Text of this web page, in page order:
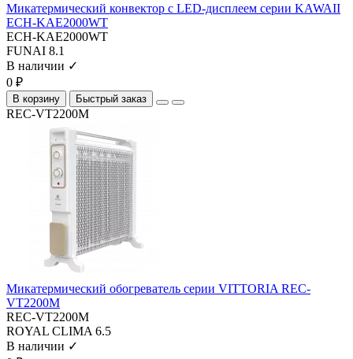
Микатермический конвектор с LED-дисплеем серии KAWAII
ECH-KAE2000WT
ECH-KAE2000WT
FUNAI 8.1
В наличии ✓
0 ₽
В корзину Быстрый заказ
REC-VT2200M
Микатермический обогреватель серии VITTORIA REC-
VT2200M
REC-VT2200M
ROYAL CLIMA 6.5
В наличии ✓